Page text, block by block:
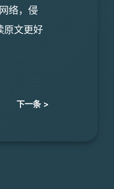
络，侵
原文更好
下一条 >